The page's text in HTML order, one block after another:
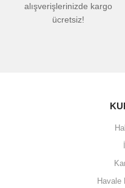
alışverişlerinizde kargo
ücretsiz!
Havale